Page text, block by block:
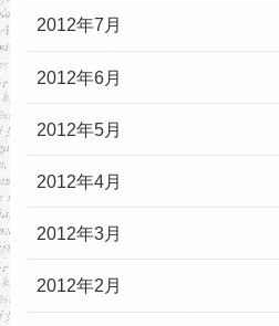
2012年7月
2012年6月
2012年5月
2012年4月
2012年3月
2012年2月